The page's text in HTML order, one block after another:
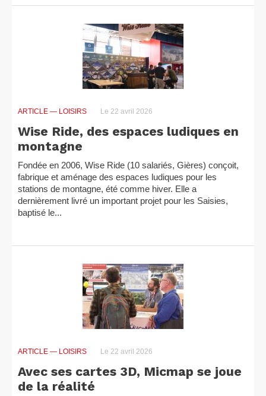
ARTICLE — LOISIRS Le 22 avril 2026
Wise Ride, des espaces ludiques en
montagne
Fondée en 2006, Wise Ride (10 salariés, Gières) conçoit,
fabrique et aménage des espaces ludiques pour les
stations de montagne, été comme hiver. Elle a
dernièrement livré un important projet pour les Saisies,
baptisé le...
ARTICLE — LOISIRS Le 22 avril 2026
Avec ses cartes 3D, Micmap se joue
de la réalité